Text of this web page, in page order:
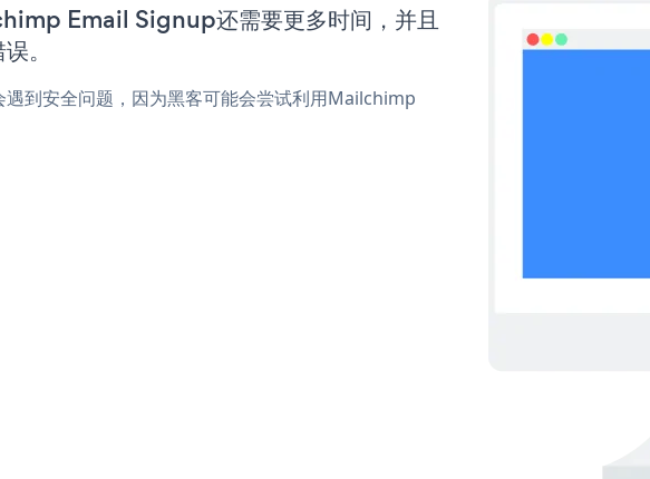
Email Signup还需要更多时间，并且
。
到安全问题，因为黑客可能会尝试利用Mailchimp